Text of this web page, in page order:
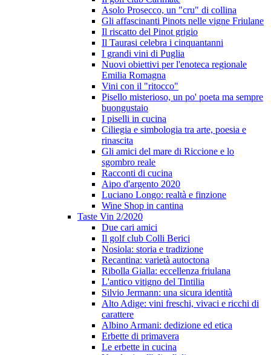
Asolo Prosecco, un "cru" di collina
Gli affascinanti Pinots nelle vigne Friulane
Il riscatto del Pinot grigio
Il Taurasi celebra i cinquantanni
I grandi vini di Puglia
Nuovi obiettivi per l'enoteca regionale
Emilia Romagna
Vini con il "ritocco"
Pisello misterioso, un po' poeta ma sempre
buongustaio
I piselli in cucina
Ciliegia e simbologia tra arte, poesia e
rinascita
Gli amici del mare di Riccione e lo
sgombro reale
Racconti di cucina
Aipo d'argento 2020
Luciano Longo: realtà e finzione
Wine Shop in cantina
Taste Vin 2/2020
Due cari amici
Il golf club Colli Berici
Nosiola: storia e tradizione
Recantina: varietà autoctona
Ribolla Gialla: eccellenza friulana
L'antico vitigno del Tintilia
Silvio Jermann: una sicura identità
Alto Adige: vini freschi, vivaci e ricchi di
carattere
Albino Armani: dedizione ed etica
Erbette di primavera
Le erbette in cucina